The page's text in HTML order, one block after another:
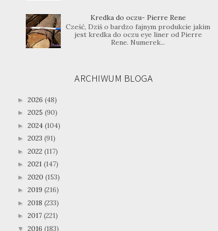
Kredka do oczu- Pierre Rene
Cześć, Dziś o bardzo fajnym produkcie jakim
jest kredka do oczu eye liner od Pierre
Rene. Numerek...
ARCHIWUM BLOGA
► 2026 (48)
► 2025 (90)
► 2024 (104)
► 2023 (91)
► 2022 (117)
► 2021 (147)
► 2020 (153)
► 2019 (216)
► 2018 (233)
► 2017 (221)
▼ 2016 (183)